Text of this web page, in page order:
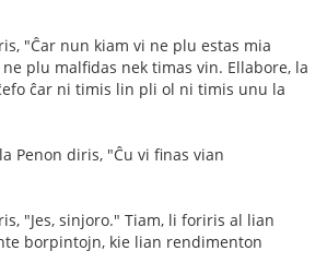
"Ĉar nun kiam vi ne plu estas mia
plu malfidas nek timas vin. Ellabore, la
ĉar ni timis lin pli ol ni timis unu la
Penon diris, "Ĉu vi finas vian
"Jes, sinjoro." Tiam, li foriris al lian
borpintojn, kie lian rendimenton